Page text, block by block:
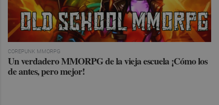
COREPUNK MMORPG
Un verdadero MMORPG de la vieja escuela ¡Cómo los
de antes, pero mejor!